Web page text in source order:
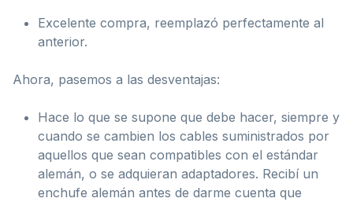
Excelente compra, reemplazó perfectamente al
anterior.
Ahora, pasemos a las desventajas:
Hace lo que se supone que debe hacer, siempre y
cuando se cambien los cables suministrados por
aquellos que sean compatibles con el estándar
alemán, o se adquieran adaptadores. Recibí un
enchufe alemán antes de darme cuenta que